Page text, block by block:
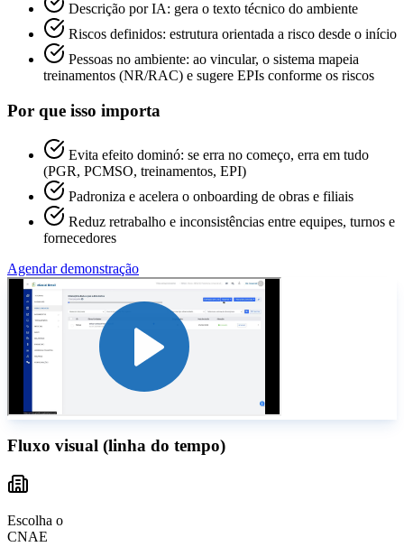
Descrição por IA: gera o texto técnico do ambiente
Riscos definidos: estrutura orientada a risco desde o início
Pessoas no ambiente: ao vincular, o sistema mapeia
treinamentos (NR/RAC) e sugere EPIs conforme os riscos
Por que isso importa
Evita efeito dominó: se erra no começo, erra em tudo
(PGR, PCMSO, treinamentos, EPI)
Padroniza e acelera o onboarding de obras e filiais
Reduz retrabalho e inconsistências entre equipes, turnos e
fornecedores
Agendar demonstração
Fluxo visual (linha do tempo)
Escolha o
CNAE